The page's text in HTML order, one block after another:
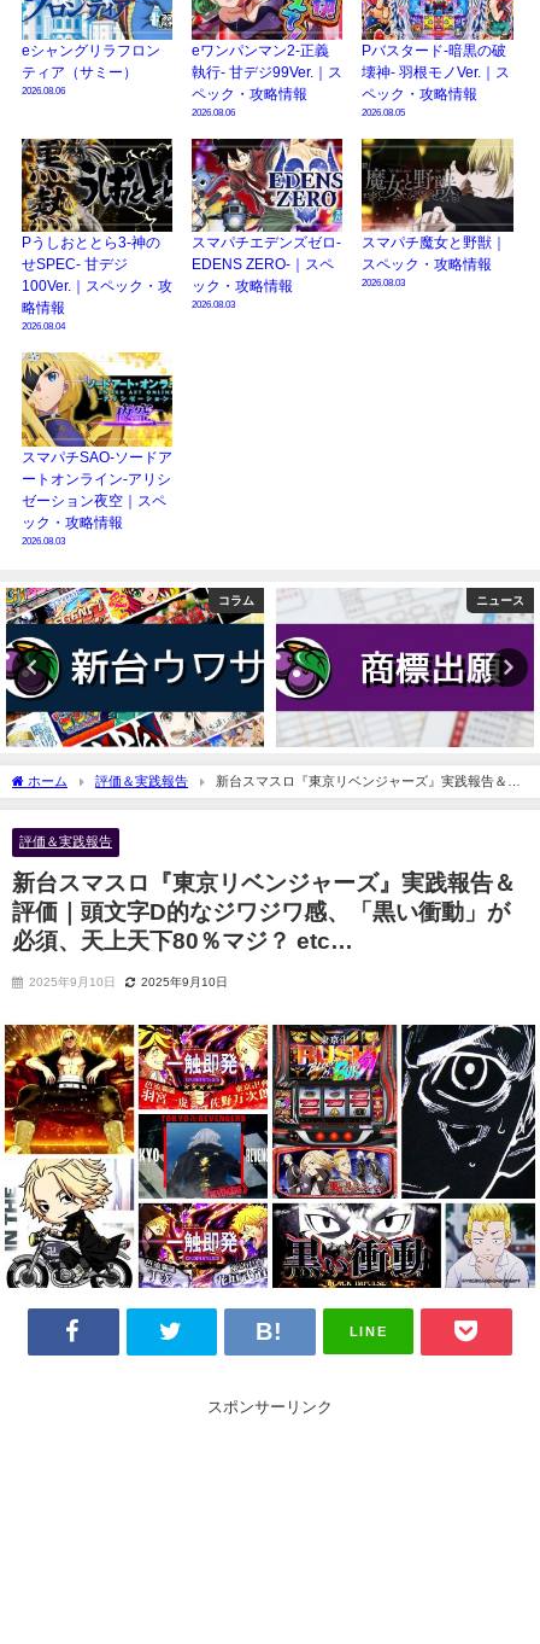
eシャングリラフロン
ティア（サミー）
2026.08.06
eワンパンマン2-正義
執行- 甘デジ99Ver.｜ス
ペック・攻略情報
2026.08.06
Pバスタード-暗黒の破
壊神- 羽根モノVer.｜ス
ペック・攻略情報
2026.08.05
Pうしおととら3-神の
せSPEC- 甘デジ
100Ver.｜スペック・攻
略情報
2026.08.04
スマパチエデンズゼロ-
EDENS ZERO-｜スペ
ック・攻略情報
2026.08.03
スマパチ魔女と野獣｜
スペック・攻略情報
2026.08.03
スマパチSAO-ソードア
ートオンライン-アリシ
ゼーション夜空｜スペ
ック・攻略情報
2026.08.03
コラム ニュース
ホーム 評価＆実践報告
新台スマスロ『東京リベンジャーズ』実践報告＆評
価｜頭文字D的なジワジワ感、「黒い衝動」が必須、天上天下80％マジ？ etc…
評価＆実践報告
新台スマスロ『東京リベンジャーズ』実践報告＆
評価｜頭文字D的なジワジワ感、「黒い衝動」が
必須、天上天下80％マジ？ etc…
2025年9月10日 2025年9月10日
LINE
スポンサーリンク